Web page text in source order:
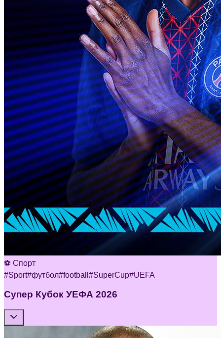
⚽ Спорт
#Sport#футбол#football #SuperCup#UEFA
Супер Кубок УЕФА 2026